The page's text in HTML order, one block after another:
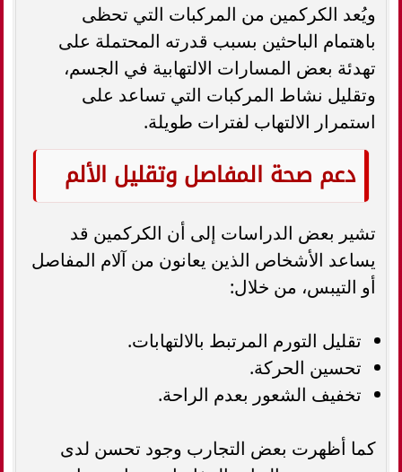
ويُعد الكركمين من المركبات التي تحظى
باهتمام الباحثين بسبب قدرته المحتملة على
تهدئة بعض المسارات الالتهابية في الجسم،
وتقليل نشاط المركبات التي تساعد على
استمرار الالتهاب لفترات طويلة.
دعم صحة المفاصل وتقليل الألم
تشير بعض الدراسات إلى أن الكركمين قد
يساعد الأشخاص الذين يعانون من آلام المفاصل
أو التيبس، من خلال:
تقليل التورم المرتبط بالالتهابات.
تحسين الحركة.
تخفيف الشعور بعدم الراحة.
كما أظهرت بعض التجارب وجود تحسن لدى